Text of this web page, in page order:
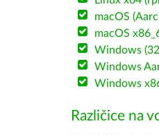
macOS
macOS
Windows
Windows
Windows
Različice na